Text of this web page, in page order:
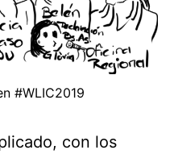
#WLIC2019
con los